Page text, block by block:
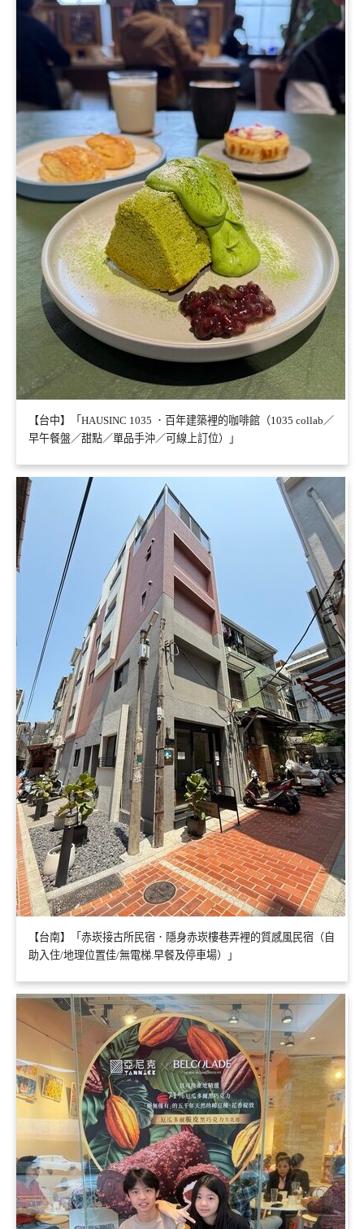
【台中】「HAUSINC 1035 ．百年建築裡的咖啡館（1035 collab／
早午餐盤／甜點／單品手沖／可線上訂位）」
【台南】「赤崁接古所民宿．隱身赤崁樓巷弄裡的質感風民宿（自
助入住/地理位置佳/無電梯.早餐及停車場）」